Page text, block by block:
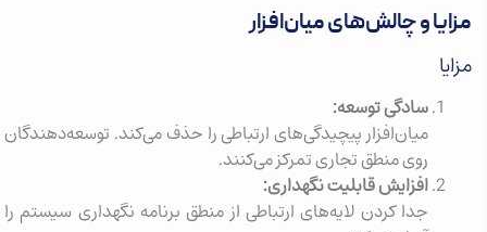
مزایا و چالش‌های میان‌افزار
مزایا
سادگی توسعه:
میان‌افزار پیچیدگی‌های ارتباطی را حذف می‌کند. توسعه‌دهندگان
روی منطق تجاری تمرکز می‌کنند.
افزایش قابلیت نگهداری:
جدا کردن لایه‌های ارتباطی از منطق برنامه نگهداری سیستم را